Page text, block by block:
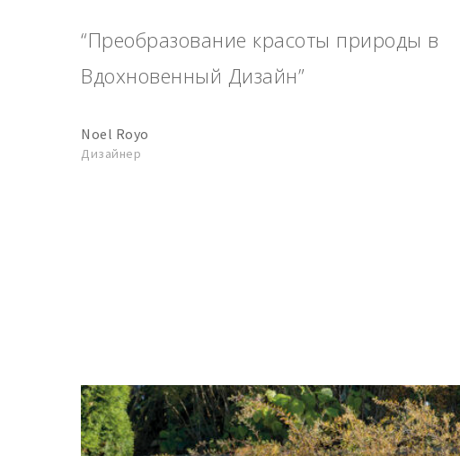
“Преобразование красоты природы в
Вдохновенный Дизайн”
Noel Royo
Дизайнер